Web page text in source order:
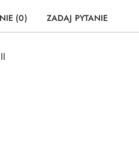
(0) ZADAJ PYTANIE